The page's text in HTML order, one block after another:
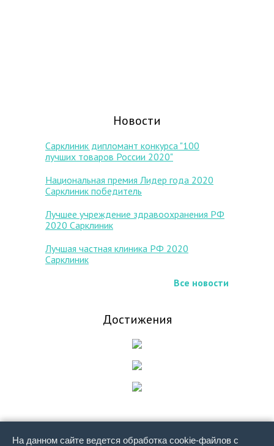
Новости
Сарклиник дипломант конкурса "100
лучших товаров России 2020"
Национальная премия Лидер года 2020
Сарклиник победитель
Лучшее учреждение здравоохранения РФ
2020 Сарклиник
Лучшая частная клиника РФ 2020
Сарклиник
Все новости
Достижения
На данном сайте ведется обработка cookie-файлов с